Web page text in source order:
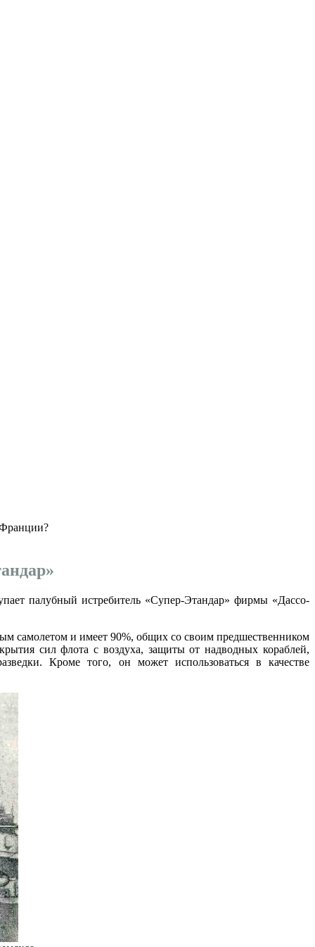
палубный истребитель «Супер-Этандар» фирмы «Дассо-
самолетом и имеет 90%, общих со своим предшественником
сил флота с воздуха, защиты от надводных кораблей,
Кроме того, он может использоваться в качестве